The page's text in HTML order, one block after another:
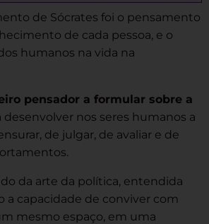
de Sócrates foi o pensamento
de cada pessoa, e o
humanos na vida na
pensador a formular sobre a
desenvolver nos seres humanos a
de julgar, de avaliar e de
da arte da política, entendida
a capacidade de conviver com
mesmo espaço, em uma